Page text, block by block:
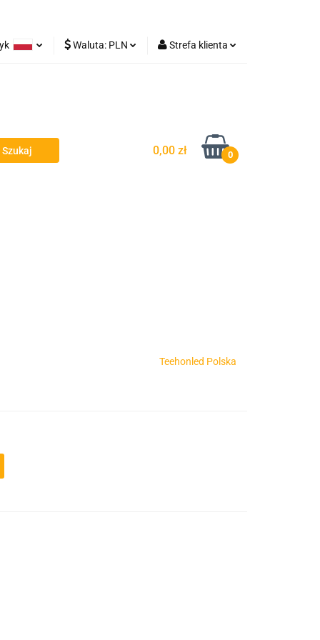
Waluta: PLN Strefa klienta
0,00 zł 0
Teehonled Polska